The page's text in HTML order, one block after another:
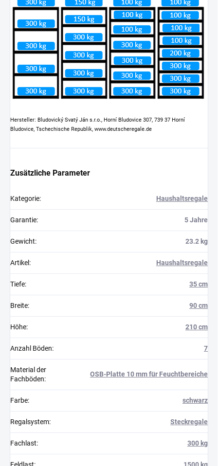
Hersteller: Bludovický Svatý Ján s.r.o., Horní Bludovice 307, 739 37 Horní
Bludovice, Tschechische Republik, www.deutscheregale.de
Zusätzliche Parameter
Kategorie: Haushaltsregale
Garantie: 5 Jahre
Gewicht: 23.2 kg
Artikel : Haushaltsregale
Tiefe: 35 cm
Breite: 90 cm
Höhe: 210 cm
Anzahl Böden: 7
Material der
Fachböden:
OSB-Platte 10 mm für Feuchtbereiche
Farbe: schwarz
Regalsystem: Steckregale
Fachlast: 300 kg